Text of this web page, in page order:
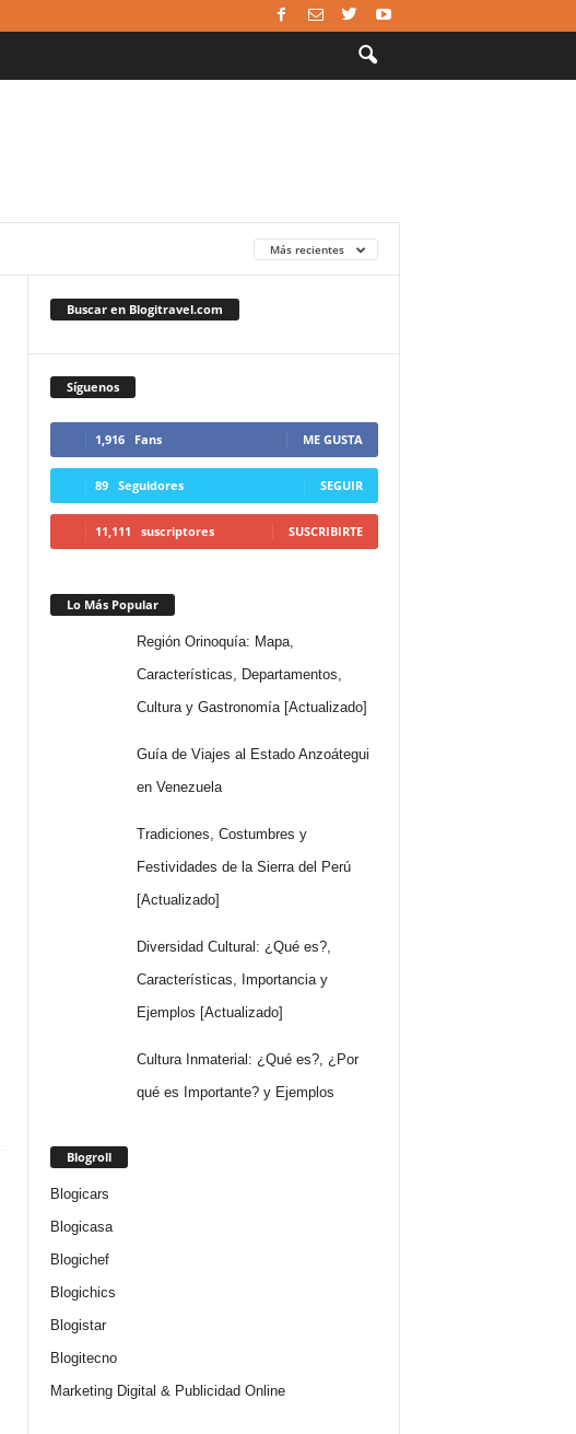
Más recientes
Buscar en Blogitravel.com
Síguenos
1,916 Fans ME GUSTA
89 Seguidores SEGUIR
11,111 suscriptores SUSCRIBIRTE
Lo Más Popular
Región Orinoquía: Mapa,
Características, Departamentos,
Cultura y Gastronomía [Actualizado]
Guía de Viajes al Estado Anzoátegui
en Venezuela
Tradiciones, Costumbres y
Festividades de la Sierra del Perú
[Actualizado]
Diversidad Cultural: ¿Qué es?,
Características, Importancia y
Ejemplos [Actualizado]
Cultura Inmaterial: ¿Qué es?, ¿Por
qué es Importante? y Ejemplos
Blogroll
Blogicars
Blogicasa
Blogichef
Blogichics
Blogistar
Blogitecno
Marketing Digital & Publicidad Online